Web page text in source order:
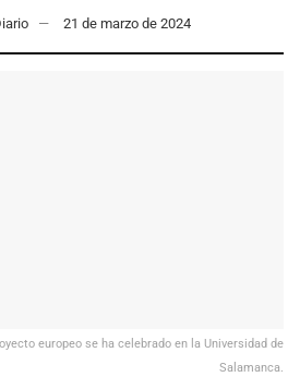
21 de marzo de 2024
europeo se ha celebrado en la Universidad de
Salamanca.